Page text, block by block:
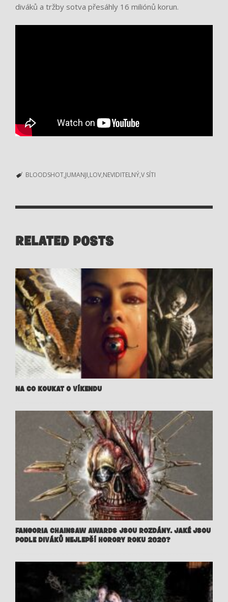
diváků a tržby sotva přesáhly 16 miliónů korun.
BLOODSHOT JUMANJI LOV NEVIDITELNÝV SÍTI
RELATED POSTS
NA CO KOUKAT O VÍKENDU
FANGORIA CHAINSAW AWARDS JSOU ROZDÁNY. JAKÉ JSOU
PODLE DIVÁKŮ NEJLEPŠÍ HORORY ROKU 2020?